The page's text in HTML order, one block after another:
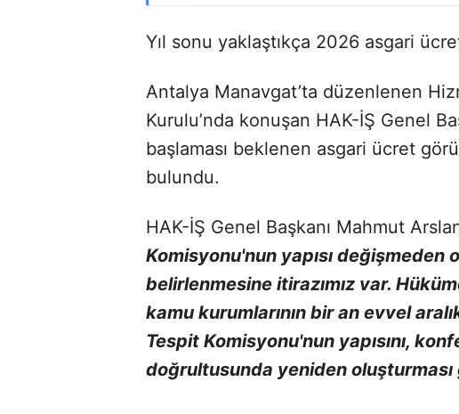
Yıl sonu yaklaştıkça 2026 asgari
Antalya Manavgat’ta düzenlenen
Kurulu’nda konuşan HAK-İŞ Genel
başlaması beklenen asgari ücret
bulundu.
HAK-İŞ Genel Başkanı Mahmut
Komisyonu'nun yapısı
belirlenmesine itirazımız var.
kamu kurumlarının bir an evvel
Tespit Komisyonu'nun yapısını,
doğrultusunda yeniden oluşturması